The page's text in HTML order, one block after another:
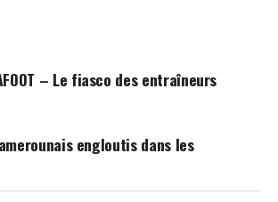
– Le fiasco des entraîneurs
engloutis dans les